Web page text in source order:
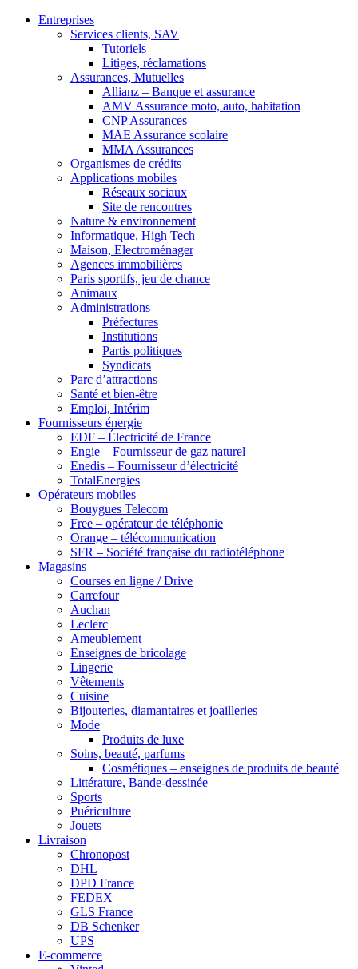
Entreprises
Services clients, SAV
Tutoriels
Litiges, réclamations
Assurances, Mutuelles
Allianz – Banque et assurance
AMV Assurance moto, auto, habitation
CNP Assurances
MAE Assurance scolaire
MMA Assurances
Organismes de crédits
Applications mobiles
Réseaux sociaux
Site de rencontres
Nature & environnement
Informatique, High Tech
Maison, Electroménager
Agences immobilières
Paris sportifs, jeu de chance
Animaux
Administrations
Préfectures
Institutions
Partis politiques
Syndicats
Parc d’attractions
Santé et bien-être
Emploi, Intérim
Fournisseurs énergie
EDF – Électricité de France
Engie – Fournisseur de gaz naturel
Enedis – Fournisseur d’électricité
TotalEnergies
Opérateurs mobiles
Bouygues Telecom
Free – opérateur de téléphonie
Orange – télécommunication
SFR – Société française du radiotéléphone
Magasins
Courses en ligne / Drive
Carrefour
Auchan
Leclerc
Ameublement
Enseignes de bricolage
Lingerie
Vêtements
Cuisine
Bijouteries, diamantaires et joailleries
Mode
Produits de luxe
Soins, beauté, parfums
Cosmétiques – enseignes de produits de beauté
Littérature, Bande-dessinée
Sports
Puériculture
Jouets
Livraison
Chronopost
DHL
DPD France
FEDEX
GLS France
DB Schenker
UPS
E-commerce